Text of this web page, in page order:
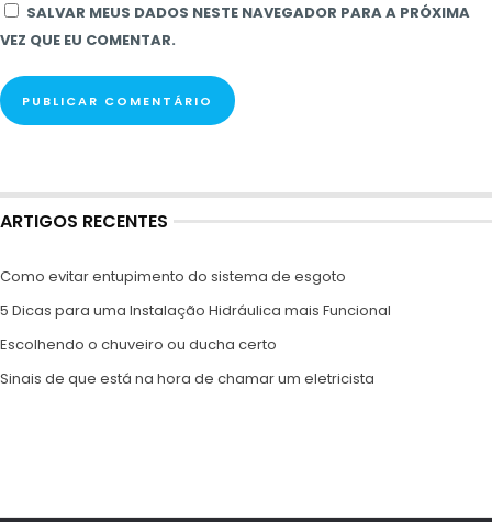
SALVAR MEUS DADOS NESTE NAVEGADOR PARA A PRÓXIMA
VEZ QUE EU COMENTAR.
ARTIGOS RECENTES
Como evitar entupimento do sistema de esgoto
5 Dicas para uma Instalação Hidráulica mais Funcional
Escolhendo o chuveiro ou ducha certo
Sinais de que está na hora de chamar um eletricista